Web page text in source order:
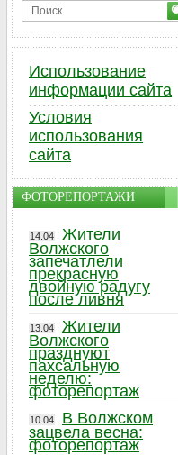
Использование
информации сайта
Условия
использования
сайта
ФОТОРЕПОРТАЖИ
14.04
Жители
Волжского
запечатлели
прекрасную
двойную радугу
после ливня
13.04
Жители
Волжского
празднуют
пахсальную
неделю:
фоторепортаж
10.04
В Волжском
зацвела весна:
фоторепортаж